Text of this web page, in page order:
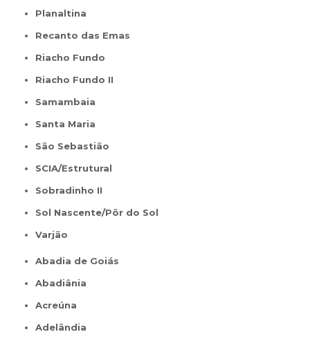
Planaltina
Recanto das Emas
Riacho Fundo
Riacho Fundo II
Samambaia
Santa Maria
São Sebastião
SCIA/Estrutural
Sobradinho II
Sol Nascente/Pôr do Sol
Varjão
Abadia de Goiás
Abadiânia
Acreúna
Adelândia